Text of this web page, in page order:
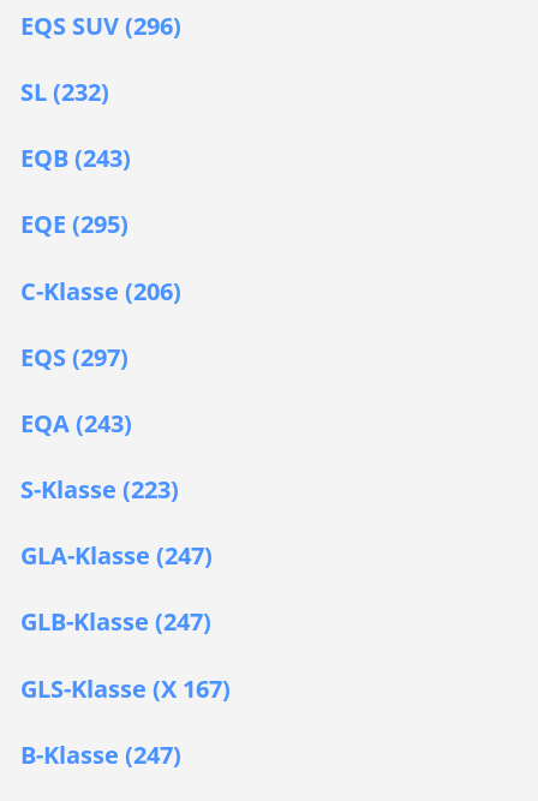
EQS SUV (296)
SL (232)
EQB (243)
EQE (295)
C-Klasse (206)
EQS (297)
EQA (243)
S-Klasse (223)
GLA-Klasse (247)
GLB-Klasse (247)
GLS-Klasse (X 167)
B-Klasse (247)